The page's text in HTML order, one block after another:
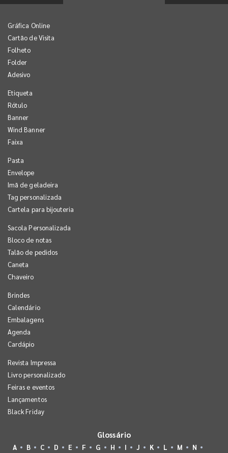
Gráfica Online
Cartão de Visita
Folheto
Folder
Adesivo
Etiqueta
Rótulo
Banner
Wind Banner
Faixa
Pasta
Envelope
Imã de geladeira
Tag personalizada
Cartela para bijouteria
Sacola Personalizada
Bloco de notas
Talão de pedidos
Caneta
Chaveiro
Brindes
Calendário
Embalagens
Agenda
Cardápio
Revista Impressa
Livro personalizado
Feiras e eventos
Lançamentos
Black Friday
Glossário
A B C D E F G H I J K L M N